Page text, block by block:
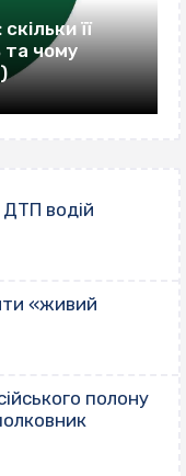
її
та чому
ДТП водій
«живий
полону